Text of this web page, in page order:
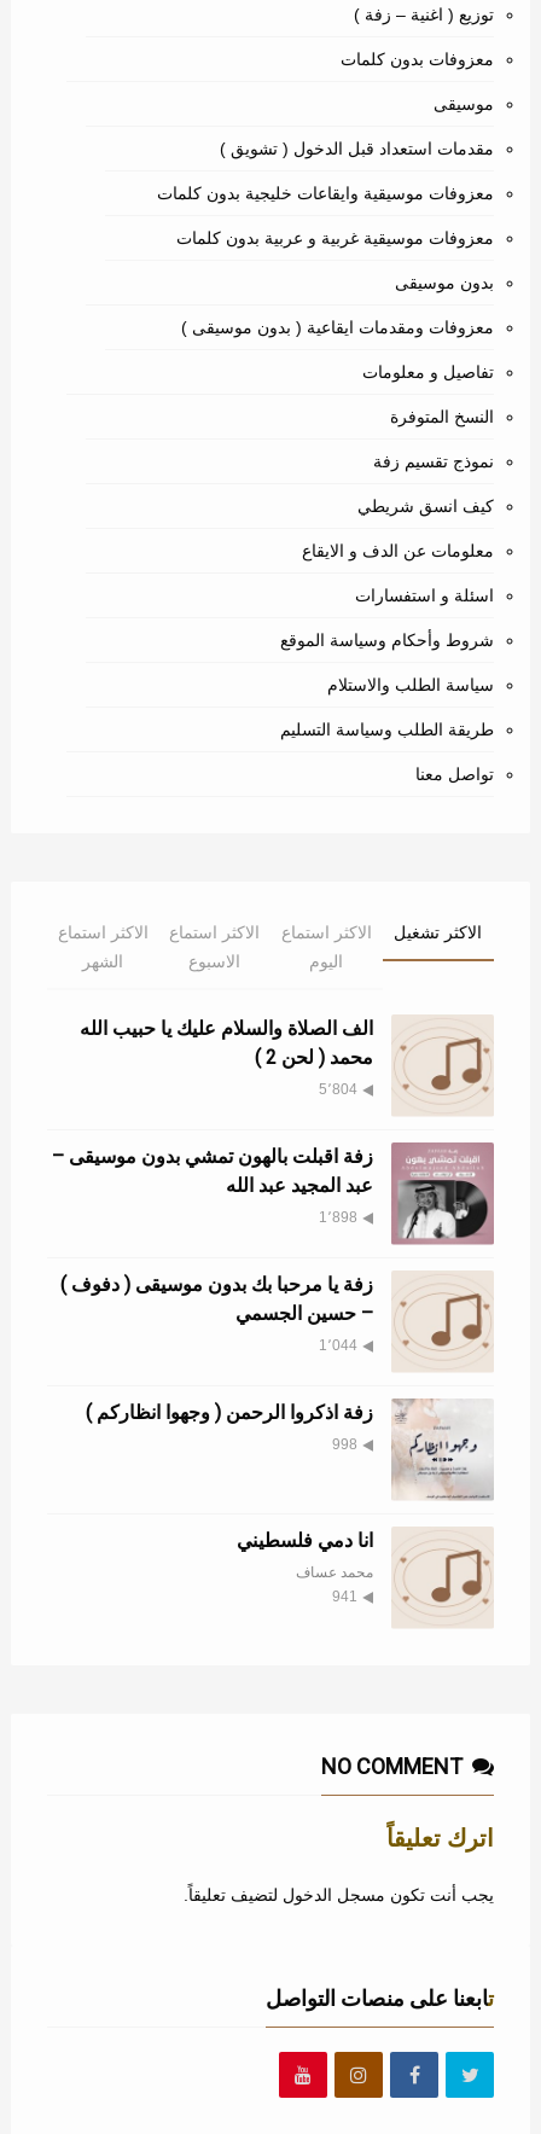
توزيع ( اغنية – زفة )
معزوفات بدون كلمات
موسيقى
مقدمات استعداد قبل الدخول ( تشويق )
معزوفات موسيقية وايقاعات خليجية بدون كلمات
معزوفات موسيقية غربية و عربية بدون كلمات
بدون موسيقى
معزوفات ومقدمات ايقاعية ( بدون موسيقى )
تفاصيل و معلومات
النسخ المتوفرة
نموذج تقسيم زفة
كيف انسق شريطي
معلومات عن الدف و الايقاع
اسئلة و استفسارات
شروط وأحكام وسياسة الموقع
سياسة الطلب والاستلام
طريقة الطلب وسياسة التسليم
تواصل معنا
الاكثر تشغيل
الاكثر استماع
اليوم
الاكثر استماع
الاسبوع
الاكثر استماع
الشهر
الف الصلاة والسلام عليك يا حبيب الله
محمد ( لحن 2 )
5٬804
زفة اقبلت بالهون تمشي بدون موسيقى –
عبد المجيد عبد الله
1٬898
زفة يا مرحبا بك بدون موسيقى ( دفوف )
– حسين الجسمي
1٬044
زفة اذكروا الرحمن ( وجهوا انظاركم )
998
انا دمي فلسطيني
محمد عساف
941
NO COMMENT
اترك تعليقاً
يجب أنت تكون مسجل الدخول لتضيف تعليقاً.
تابعنا على منصات التواصل